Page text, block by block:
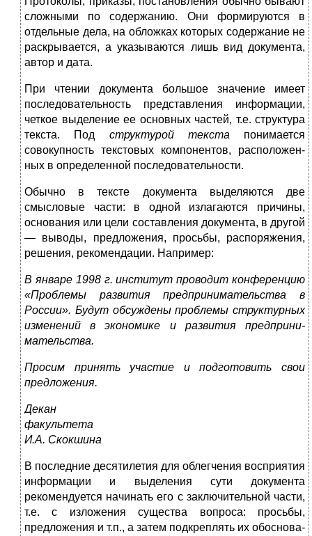
слож­ными по содержанию. Они формируются в
отдельные дела, на обложках которых содержание не
раскрывается, а указываются лишь вид документа,
автор и дата.
При чтении документа большое значение имеет
последова­тельность представления информации,
четкое выделение ее ос­новных частей, т.е. структура
текста. Под структурой текста
понимается
совокупность текстовых компонентов, расположен­
ных в определенной последовательности.
Обычно в тексте документа выделяются две
смысловые час­ти: в одной излагаются причины,
основания или цели составле­ния документа, в другой
— выводы, предложения, просьбы, рас­поряжения,
решения, рекомендации. Например:
В январе 1998 г. институт проводит конференцию
«Проблемы развития предпринимательства в
России». Будут обсуждены про­блемы структурных
изменений в экономике и развития предприни­
мательства.
Просим принять участие и подготовить свои
предложения.
Декан
И.А. Скокшина
В последние десятилетия для облегчения восприятия
ин­формации и выделения сути документа
рекомендуется начинать его с заключительной части,
т.е. с изложения существа вопроса: просьбы,
предложения и т.п., а затем подкреплять их обоснова­